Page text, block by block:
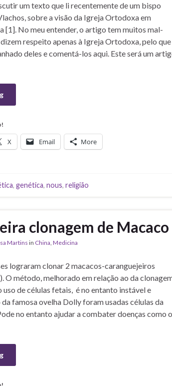
um texto que li recentemente de um bispo
sobre a visão da Igreja Ortodoxa em
[1]. No meu entender, o artigo tem muitos mal-
respeito apenas à Igreja Ortodoxa, pelo que
deles e comentá-los aqui. Este será um
X Email More
, genética, nous, religião
clonagem de
Martins in China, Medicina
lograram clonar 2 macacos-caranguejeiros
O método, melhorado em relação ao da
de células fetais, é no entanto instável e
famosa ovelha Dolly foram usadas células da
no entanto ajudar a combater doenças como o